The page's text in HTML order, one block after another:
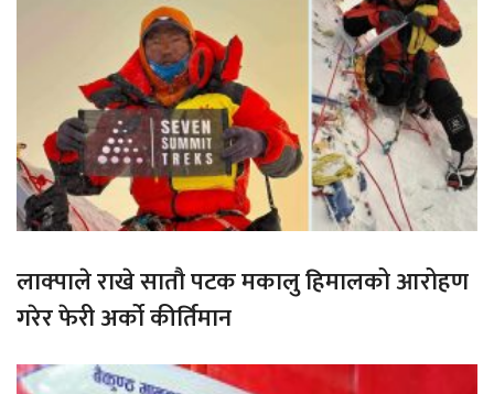
लाक्पाले राखे सातौ पटक मकालु हिमालको आरोहण
गरेर फेरी अर्को कीर्तिमान